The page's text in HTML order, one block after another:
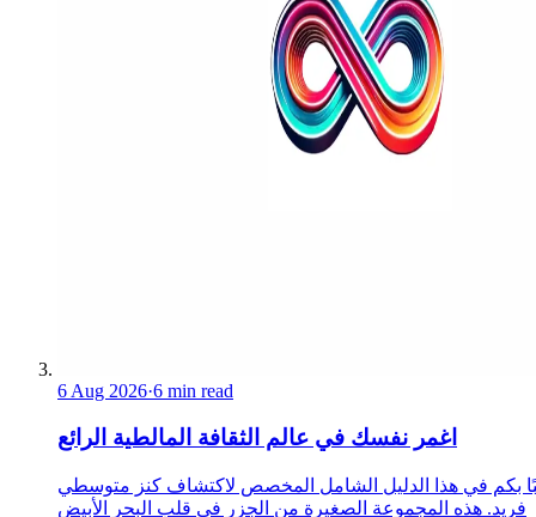
6 Aug 2026·6 min read
اغمر نفسك في عالم الثقافة المالطية الرائع
بكم في هذا الدليل الشامل المخصص لاكتشاف كنز متوسطي
فريد. هذه المجموعة الصغيرة من الجزر في قلب البحر الأبيض